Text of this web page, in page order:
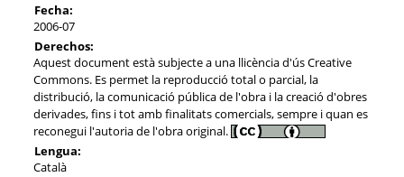
Fecha:
2006-07
Derechos:
Aquest document està subjecte a una llicència d'ús Creative
Commons. Es permet la reproducció total o parcial, la
distribució, la comunicació pública de l'obra i la creació d'obres
derivades, fins i tot amb finalitats comercials, sempre i quan es
reconegui l'autoria de l'obra original.
Lengua:
Català